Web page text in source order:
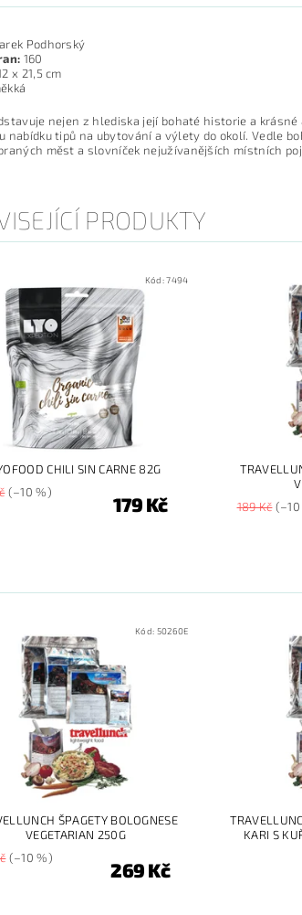
Podhorský
160
x 21,5 cm
nejen z hlediska její bohaté historie a
nabídku tipů na ubytování a výlety do okolí. Vedle
měst a slovníček nejužívanějších místních
PRODUKTY
Kód:7494
CHILI SIN CARNE 82G
(–10 %)
179 Kč
189 Kč(–10
Kód: 50260E
ŠPAGETY BOLOGNESE
VEGETARIAN 250G
(–10 %)
269 Kč
KARI S